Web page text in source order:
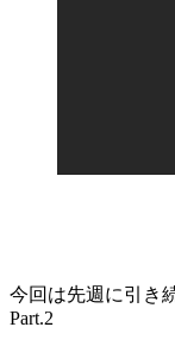
今回は先週に引き
Part.2